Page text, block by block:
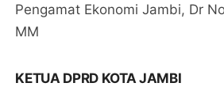
Pengamat Ekonomi Jambi, Dr
MM
KETUA DPRD KOTA JAMBI